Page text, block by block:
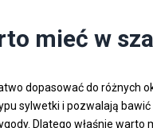
mieć w
dopasować do
sylwetki i pozwalają
Dlatego właśnie